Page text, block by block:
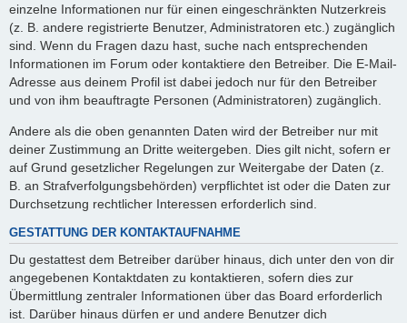
einzelne Informationen nur für einen eingeschränkten Nutzerkreis
(z. B. andere registrierte Benutzer, Administratoren etc.) zugänglich
sind. Wenn du Fragen dazu hast, suche nach entsprechenden
Informationen im Forum oder kontaktiere den Betreiber. Die E-Mail-
Adresse aus deinem Profil ist dabei jedoch nur für den Betreiber
und von ihm beauftragte Personen (Administratoren) zugänglich.
Andere als die oben genannten Daten wird der Betreiber nur mit
deiner Zustimmung an Dritte weitergeben. Dies gilt nicht, sofern er
auf Grund gesetzlicher Regelungen zur Weitergabe der Daten (z.
B. an Strafverfolgungsbehörden) verpflichtet ist oder die Daten zur
Durchsetzung rechtlicher Interessen erforderlich sind.
GESTATTUNG DER KONTAKTAUFNAHME
Du gestattest dem Betreiber darüber hinaus, dich unter den von dir
angegebenen Kontaktdaten zu kontaktieren, sofern dies zur
Übermittlung zentraler Informationen über das Board erforderlich
ist. Darüber hinaus dürfen er und andere Benutzer dich